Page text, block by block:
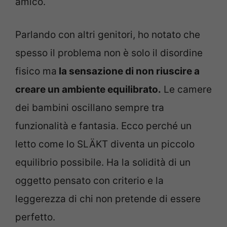
Parlando con altri genitori, ho notato che
spesso il problema non è solo il disordine
fisico ma la sensazione di non riuscire a
creare un ambiente equilibrato. Le camere
dei bambini oscillano sempre tra
funzionalità e fantasia. Ecco perché un
letto come lo SLÄKT diventa un piccolo
equilibrio possibile. Ha la solidità di un
oggetto pensato con criterio e la
leggerezza di chi non pretende di essere
perfetto.